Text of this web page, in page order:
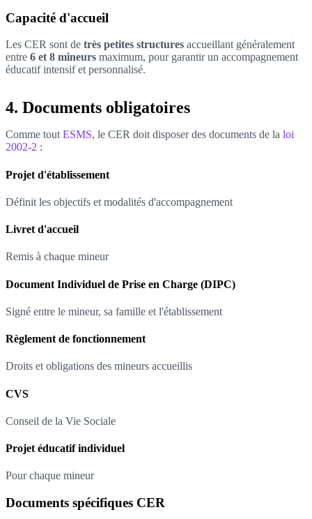
Capacité d'accueil
Les CER sont de très petites structures accueillant généralement
entre 6 et 8 mineurs maximum, pour garantir un accompagnement
éducatif intensif et personnalisé.
4. Documents obligatoires
Comme tout ESMS, le CER doit disposer des documents de la loi
2002-2 :
Projet d'établissement
Définit les objectifs et modalités d'accompagnement
Livret d'accueil
Remis à chaque mineur
Document Individuel de Prise en Charge (DIPC)
Signé entre le mineur, sa famille et l'établissement
Règlement de fonctionnement
Droits et obligations des mineurs accueillis
CVS
Conseil de la Vie Sociale
Projet éducatif individuel
Pour chaque mineur
Documents spécifiques CER